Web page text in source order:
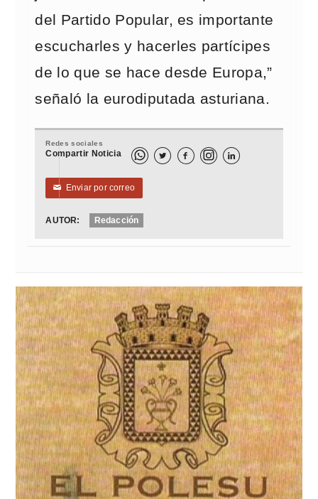
del Partido Popular, es importante
escucharles y hacerles partícipes
de lo que se hace desde Europa,”
señaló la eurodiputada asturiana.
Redes sociales
Compartir Noticia   
✉ Enviar por correo
AUTOR: Redacción